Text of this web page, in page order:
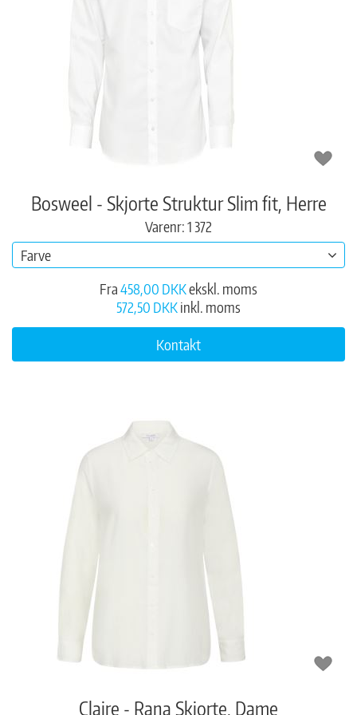
Bosweel - Skjorte Struktur Slim fit, Herre
Varenr: 1 372
Farve
Fra458,00 DKKekskl. moms
572,50 DKKinkl. moms
Kontakt
Claire - Rana Skjorte, Dame